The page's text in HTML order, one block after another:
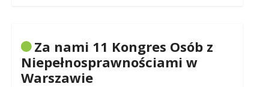
Za nami 11 Kongres Osób z
Niepełnosprawnościami w
Warszawie